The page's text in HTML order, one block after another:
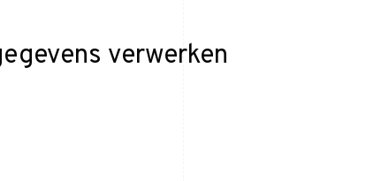
verwerken